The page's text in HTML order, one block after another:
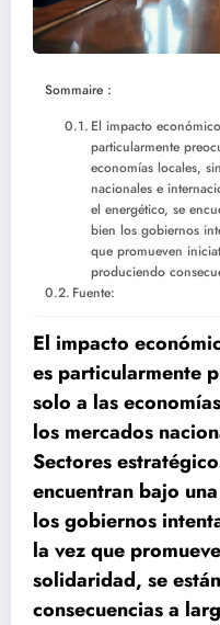
Sommaire :
El impacto
particularmente
economías locales,
nacionales e
el energético, se
bien los gobiernos
que promueven
produciendo
Fuente:
El impacto
es particularmente
solo a las
los mercados
Sectores
encuentran bajo
los gobiernos
la vez que
solidaridad, se
consecuencias a